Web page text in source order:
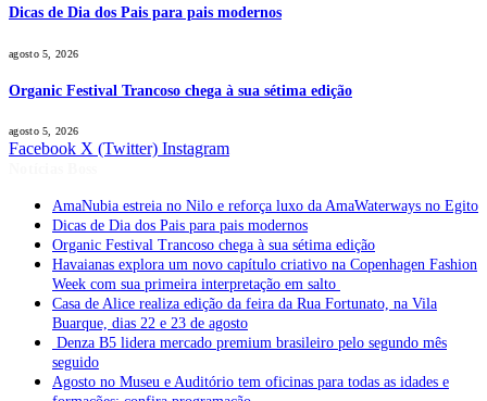
Dicas de Dia dos Pais para pais modernos
agosto 5, 2026
Organic Festival Trancoso chega à sua sétima edição
agosto 5, 2026
Facebook X (Twitter) Instagram
AmaNubia estreia no Nilo e reforça luxo da AmaWaterways no Egito
Dicas de Dia dos Pais para pais modernos
Organic Festival Trancoso chega à sua sétima edição
Havaianas explora um novo capítulo criativo na Copenhagen Fashion
Week com sua primeira interpretação em salto
Casa de Alice realiza edição da feira da Rua Fortunato, na Vila
Buarque, dias 22 e 23 de agosto
Denza B5 lidera mercado premium brasileiro pelo segundo mês
seguido
Agosto no Museu e Auditório tem oficinas para todas as idades e